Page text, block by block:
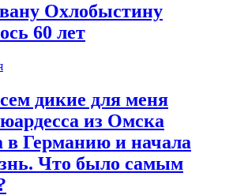
Охлобыстину
60 лет
дикие для меня
из Омска
в Германию и начала
Что было самым